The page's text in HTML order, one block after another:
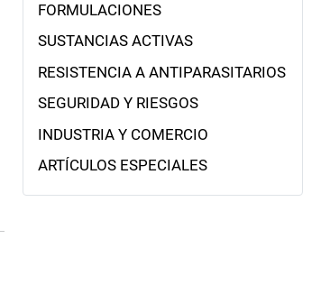
FORMULACIONES
SUSTANCIAS ACTIVAS
RESISTENCIA A ANTIPARASITARIOS
SEGURIDAD Y RIESGOS
INDUSTRIA Y COMERCIO
ARTÍCULOS ESPECIALES